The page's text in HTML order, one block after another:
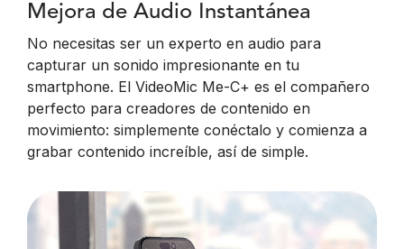
Mejora de Audio Instantánea
No necesitas ser un experto en audio para
capturar un sonido impresionante en tu
smartphone. El VideoMic Me-C+ es el compañero
perfecto para creadores de contenido en
movimiento: simplemente conéctalo y comienza a
grabar contenido increíble, así de simple.